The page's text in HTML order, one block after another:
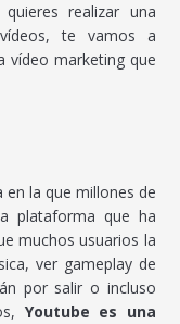
realizar una
te vamos a
vídeo marketing que
en la que millones de
plataforma que ha
muchos usuarios la
ver gameplay de
por salir o incluso
Youtube es una